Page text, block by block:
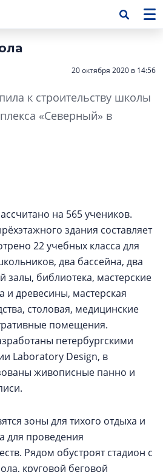
20 октября 2020 в 14:56
к строительству школы
«Северный» в
на 565 учеников.
здания составляет
22 учебных класса для
два бассейна, два
залы, библиотека, мастерские
и древесины, мастерская
столовая, медицинские
помещения.
петербургскими
Laboratory Design, в
живописные панно и
зоны для тихого отдыха и
для проведения
Рядом обустроят стадион с
круговой беговой